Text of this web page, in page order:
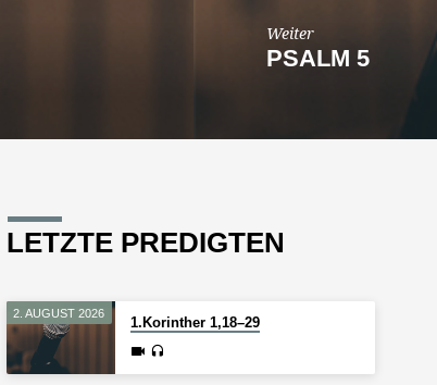
Weiter
PSALM 5
LETZTE PREDIGTEN
2. AUGUST 2026
1.Korinther 1,18–29